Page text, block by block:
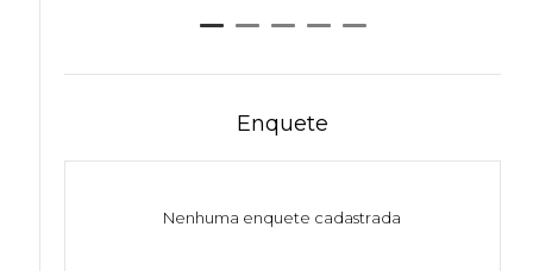
Enquete
Nenhuma enquete cadastrada